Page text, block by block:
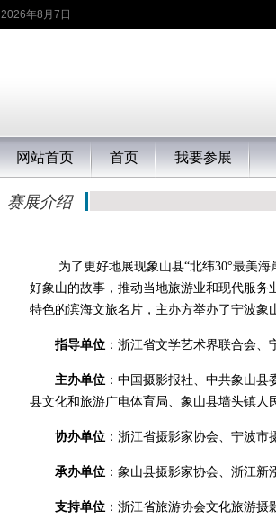
2026年8月7日
网站首页 首页 我要参展
赛展介绍
为了更好地展现象山县“北纬30°最美
好象山的故事，推动当地旅游业和现代服
特色的滨海文旅名片，主办方举办了宁波象
指导单位 ：浙江省文学艺术界联合会
主办单位 ：中国摄影报社、中共象山
县文化和旅游广电体育局、象山县墙头镇人
协办单位 ：浙江省摄影家协会、宁波市
承办单位 ：象山县摄影家协会、浙江新
支持单位 ：浙江省旅游协会文化旅游摄